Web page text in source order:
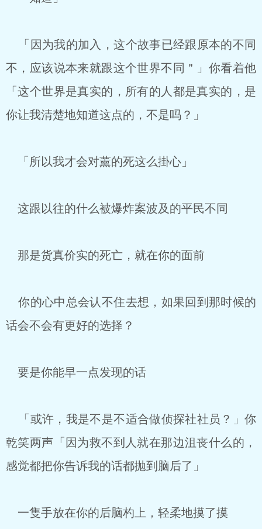
「因为我的加入，这个故事已经跟原本的不同
不，应该说本来就跟这个世界不同＂」你看着他
「这个世界是真实的，所有的人都是真实的，是
你让我清楚地知道这点的，不是吗？」
「所以我才会对薰的死这么掛心」
这跟以往的什么被爆炸案波及的平民不同
那是货真价实的死亡，就在你的面前
你的心中总会认不住去想，如果回到那时候的
话会不会有更好的选择？
要是你能早一点发现的话
「或许，我是不是不适合做侦探社社员？」你
乾笑两声「因为救不到人就在那边沮丧什么的，
感觉都把你告诉我的话都拋到脑后了」
一隻手放在你的后脑杓上，轻柔地摸了摸